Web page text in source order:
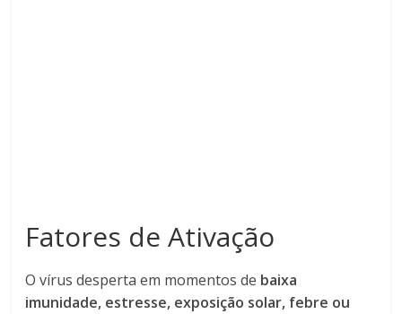
Fatores de Ativação
O vírus desperta em momentos de baixa
imunidade, estresse, exposição solar, febre ou